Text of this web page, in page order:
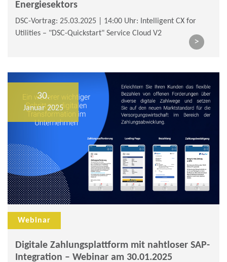
Energiesektors
DSC-Vortrag: 25.03.2025 | 14:00 Uhr: Intelligent CX for
Utilities – "DSC-Quickstart" Service Cloud V2
>
30.
Januar 2025
Webinar
Digitale Zahlungsplattform mit nahtloser SAP-
Integration – Webinar am 30.01.2025